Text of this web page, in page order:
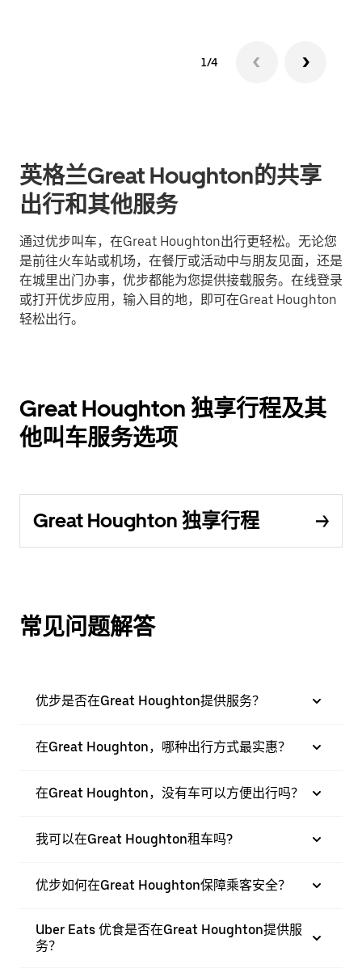
1/4
英格兰Great Houghton的共享
出行和其他服务
通过优步叫车，在Great Houghton出行更轻松。无论您
是前往火车站或机场，在餐厅或活动中与朋友见面，还是
在城里出门办事，优步都能为您提供接载服务。在线登录
或打开优步应用，输入目的地，即可在Great Houghton
轻松出行。
Great Houghton 独享行程及其
他叫车服务选项
Great Houghton 独享行程
常见问题解答
优步是否在Great Houghton提供服务？
在Great Houghton，哪种出行方式最实惠？
在Great Houghton，没有车可以方便出行吗？
我可以在Great Houghton租车吗?
优步如何在Great Houghton保障乘客安全？
Uber Eats 优食是否在Great Houghton提供服
务？